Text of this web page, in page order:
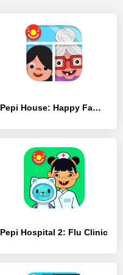
Pepi House: Happy Family
Pepi Hospital 2: Flu Clinic